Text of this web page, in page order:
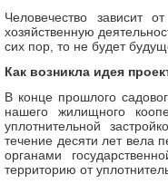
Человечество зависит
хозяйственную
сих пор, то не будет
Как возникла идея
В конце прошлого
нашего жилищного
уплотнительной
течение десяти лет вела
органами
территорию от